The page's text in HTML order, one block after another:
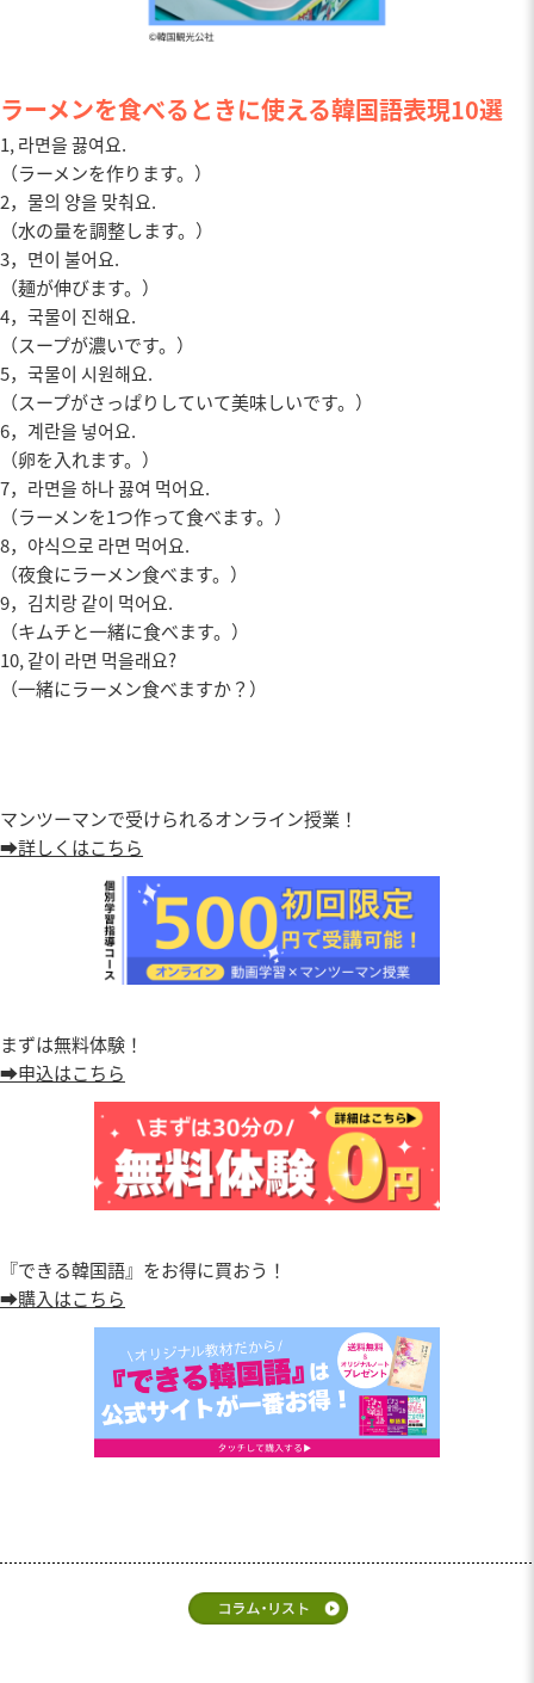
ラーメンを食べるときに使える韓国語表現10選
1, 라면을 끓여요.
（ラーメンを作ります。）
2，물의 양을 맞춰요.
（水の量を調整します。）
3，면이 불어요.
（麺が伸びます。）
4，국물이 진해요.
（スープが濃いです。）
5，국물이 시원해요.
（スープがさっぱりしていて美味しいです。）
6，계란을 넣어요.
（卵を入れます。）
7，라면을 하나 끓여 먹어요.
（ラーメンを1つ作って食べます。）
8，야식으로 라면 먹어요.
（夜食にラーメン食べます。）
9，김치랑 같이 먹어요.
（キムチと一緒に食べます。）
10, 같이 라면 먹을래요?
（一緒にラーメン食べますか？）
マンツーマンで受けられるオンライン授業！
➡詳しくはこちら
まずは無料体験！
➡申込はこちら
『できる韓国語』をお得に買おう！
➡購入はこちら